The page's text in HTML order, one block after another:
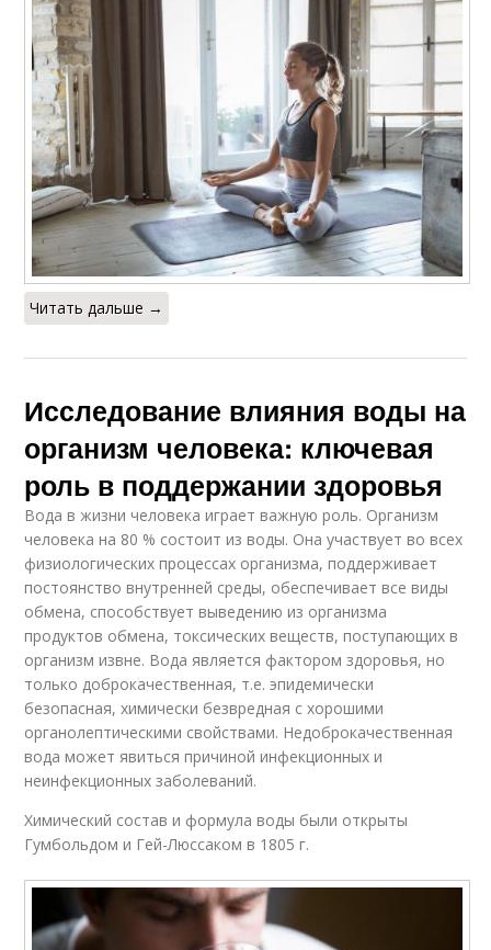
Читать дальше →
Исследование влияния воды на
организм человека: ключевая
роль в поддержании здоровья
Вода в жизни человека играет важную роль. Организм
человека на 80 % состоит из воды. Она участвует во всех
физиологических процессах организма, поддерживает
постоянство внутренней среды, обеспечивает все виды
обмена, способствует выведению из организма
продуктов обмена, токсических веществ, поступающих в
организм извне. Вода является фактором здоровья, но
только доброкачественная, т.е. эпидемически
безопасная, химически безвредная с хорошими
органолептическими свойствами. Недоброкачественная
вода может явиться причиной инфекционных и
неинфекционных заболеваний.
Химический состав и формула воды были открыты
Гумбольдом и Гей-Люссаком в 1805 г.